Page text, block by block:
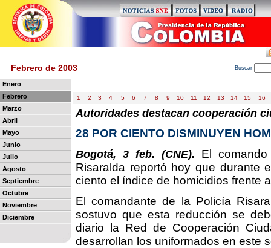
Febrero de 2003 Buscar
Enero
Febrero
Marzo
Abril
Mayo
Junio
Julio
Agosto
Septiembre
Octubre
Noviembre
Diciembre
1 2 3 4 5 6 7 8 9 10 11 12 13 14 15 16
Autoridades destacan cooperación
28 POR CIENTO DISMINUYEN
Bogotá, 3 feb. (CNE). El
Risaralda reportó hoy que durante
ciento el índice de homicidios frente
El comandante de la Policía
sostuvo que esta reducción se
diario la Red de Cooperación
desarrollan los uniformados en este